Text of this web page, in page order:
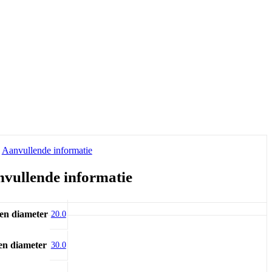
Aanvullende informatie
informatie
diameter 20.0
diameter 30.0